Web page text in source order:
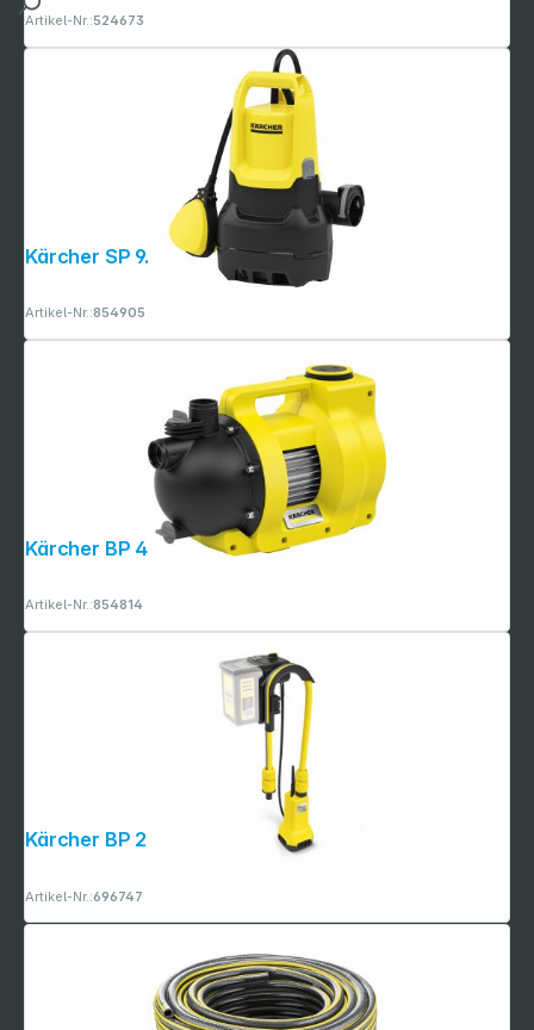
Artikel-Nr.:524673
Kärcher SP 9.500 Dirt
Artikel-Nr.:854905
Kärcher BP 4.500 Garden EU
Artikel-Nr.:854814
Kärcher BP 2.000-18 Barrel
Artikel-Nr.:696747